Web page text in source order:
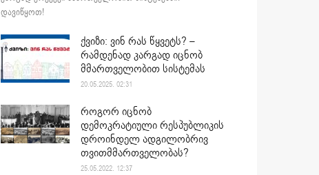
დავიწყოთ!
ქვიზი: ვინ რას წყვეტს? –
რამდენად კარგად იცნობ
მმართველობით სისტემას
20.05.2025. 02:31
როგორ იცნობ
დემოკრატიული რესპუბლიკის
დროინდელ ადგილობრივ
თვითმმართველობას?
25.05.2022. 12:37